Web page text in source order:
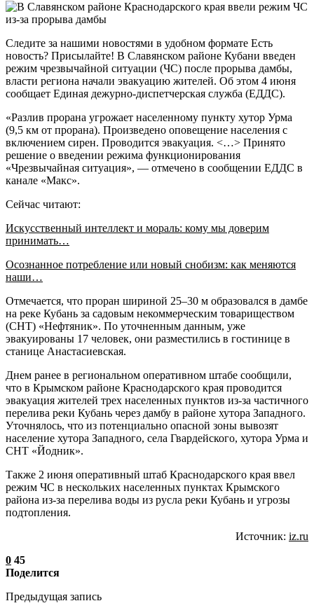
Следите за нашими новостями в удобном формате Есть
новость? Присылайте! В Cлавянском районе Кубани введен
режим чрезвычайной ситуации (ЧС) после прорыва дамбы,
власти региона начали эвакуацию жителей. Об этом 4 июня
сообщает Единая дежурно-диспетчерская служба (ЕДДС).
«Разлив прорана угрожает населенному пункту хутор Урма
(9,5 км от прорана). Произведено оповещение населения с
включением сирен. Проводится эвакуация. <…> Принято
решение о введении режима функционирования
«Чрезвычайная ситуация», — отмечено в сообщении ЕДДС в
канале «Макс».
Сейчас читают:
Искусственный интеллект и мораль: кому мы доверим
принимать…
Осознанное потребление или новый снобизм: как меняются
наши…
Отмечается, что проран шириной 25–30 м образовался в дамбе
на реке Кубань за садовым некоммерческим товариществом
(СНТ) «Нефтяник». По уточненным данным, уже
эвакуированы 17 человек, они разместились в гостинице в
станице Анастасиевская.
Днем ранее в региональном оперативном штабе сообщили,
что в Крымском районе Краснодарского края проводится
эвакуация жителей трех населенных пунктов из-за частичного
перелива реки Кубань через дамбу в районе хутора Западного.
Уточнялось, что из потенциально опасной зоны вывозят
население хутора Западного, села Гвардейского, хутора Урма и
СНТ «Йодник».
Также 2 июня оперативный штаб Краснодарского края ввел
режим ЧС в нескольких населенных пунктах Крымского
района из-за перелива воды из русла реки Кубань и угрозы
подтопления.
Источник: iz.ru
0 45
Поделится
Предыдущая запись